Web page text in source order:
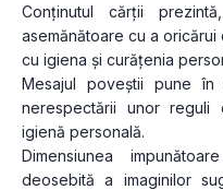
Conţinutul cărţii
asemănătoare cu a
cu igiena și curățenia
Mesajul poveştii pune în
nerespectării unor reguli
igienă personală.
Dimensiunea
deosebită a imaginilor